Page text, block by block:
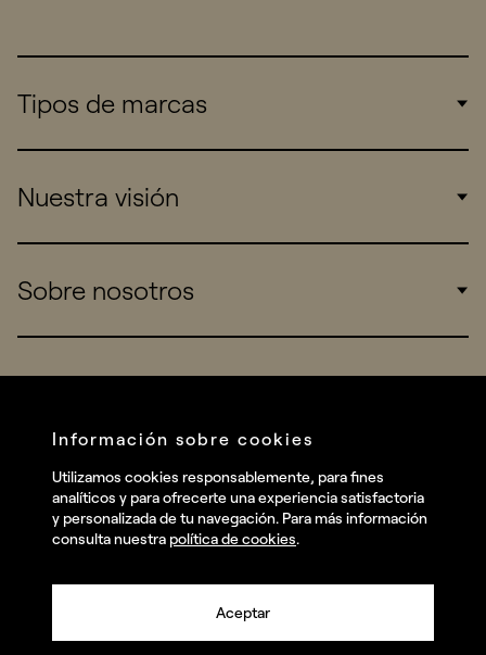
Tipos de marcas
Consumers
Startups
Nuestra visión
Work
Sobre nosotros
Talent
Contact
Instagram
Facebook
Información sobre cookies
Utilizamos cookies responsablemente, para fines
analíticos y para ofrecerte una experiencia satisfactoria
y personalizada de tu navegación. Para más información
consulta nuestra política de cookies.
Aceptar